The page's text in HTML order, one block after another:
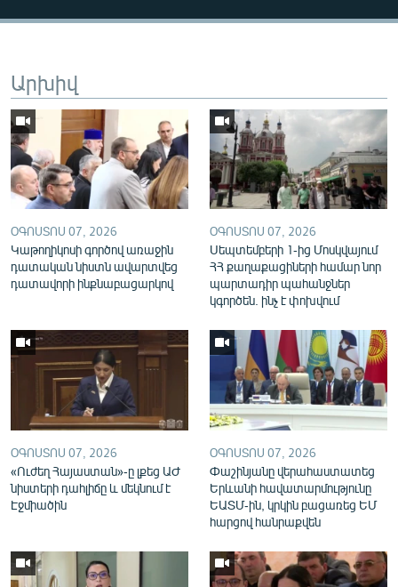
ՁԳՏԵԼՈՎ ԼԱՎԱԳՈՒՅՆԻՆ
Հայերեն
English
Русский
ՀԵՏԵՎԵՔ ՄԵԶ
«Ազատության» բոլոր կայքերը
Արխիվ
ՕԳՈՍՏՈՍ 07, 2026
Կաթողիկոսի գործով առաջին
դատական նիստն ավարտվեց
դատավորի ինքնաբացարկով
ՕԳՈՍՏՈՍ 07, 2026
Սեպտեմբերի 1-ից Մոսկվայում
ՀՀ քաղաքացիների համար նոր
պարտադիր պահանջներ
կգործեն. ինչ է փոխվում
ՕԳՈՍՏՈՍ 07, 2026
«Ուժեղ Հայաստան»-ը լքեց ԱԺ
նիստերի դահլիճը և մեկնում է
Էջմիածին
ՕԳՈՍՏՈՍ 07, 2026
Փաշինյանը վերահաստատեց
Երևանի հավատարմությունը
ԵԱՏՄ-ին, կրկին բացառեց ԵՄ
հարցով հանրաքվեն